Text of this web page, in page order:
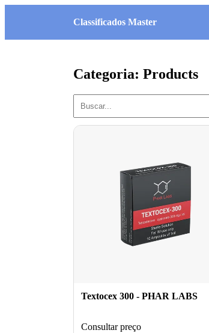
Classificados Master
Categoria: Products
Textocex 300 - PHAR LABS
Consultar preço